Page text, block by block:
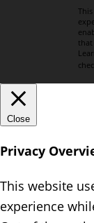
Close
Privacy
This website
experience